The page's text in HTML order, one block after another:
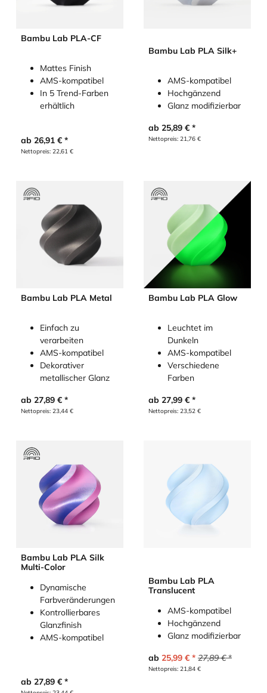
Bambu Lab PLA-CF
Mattes Finish
AMS-kompatibel
In 5 Trend-Farben
erhältlich
ab 26,91 €
Nettopreis: 22,61 €
Bambu Lab PLA Silk+
AMS-kompatibel
Hochgänzend
Glanz modifizierbar
ab 25,89€
Nettopreis: 21,76€
Bambu Lab PLA Metal
Einfach zu
verarbeiten
AMS-kompatibel
Dekorativer
metallischer Glanz
ab 27,89 €
Nettopreis: 23,44 €
Bambu Lab PLA Glow
Leuchtet im
Dunkeln
AMS-kompatibel
Verschiedene
Farben
ab 27,99€
Nettopreis: 23,52€
Bambu Lab PLA Silk
Multi-Color
Dynamische
Farbveränderungen
Kontrollierbares
Glanzfinish
AMS-kompatibel
ab 27,89 €
Bambu Lab PLA
Translucent
AMS-kompatibel
Hochgänzend
Glanz modifizierbar
ab 25,99€ 27,89€
Nettopreis: 21,84€